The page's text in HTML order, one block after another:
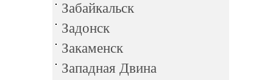
Забайкальск
Задонск
Закаменск
Западная Двина